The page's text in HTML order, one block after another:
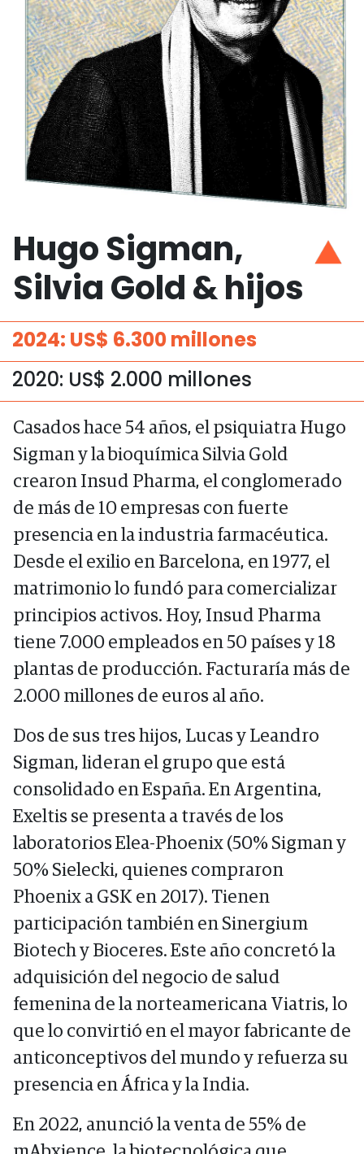
Hugo Sigman,
Silvia Gold & hijos
2024: US$ 6.300 millones
2020: US$ 2.000 millones
Casados hace 54 años, el psiquiatra Hugo
Sigman y la bioquímica Silvia Gold
crearon Insud Pharma, el conglomerado
de más de 10 empresas con fuerte
presencia en la industria farmacéutica.
Desde el exilio en Barcelona, en 1977, el
matrimonio lo fundó para comercializar
principios activos. Hoy, Insud Pharma
tiene 7.000 empleados en 50 países y 18
plantas de producción. Facturaría más de
2.000 millones de euros al año.
Dos de sus tres hijos, Lucas y Leandro
Sigman, lideran el grupo que está
consolidado en España. En Argentina,
Exeltis se presenta a través de los
laboratorios Elea-Phoenix (50% Sigman y
50% Sielecki, quienes compraron
Phoenix a GSK en 2017). Tienen
participación también en Sinergium
Biotech y Bioceres. Este año concretó la
adquisición del negocio de salud
femenina de la norteamericana Viatris, lo
que lo convirtió en el mayor fabricante de
anticonceptivos del mundo y refuerza su
presencia en África y la India.
En 2022, anunció la venta de 55% de